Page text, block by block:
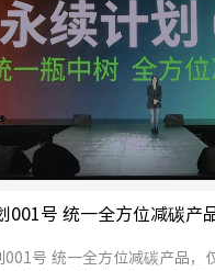
001号 统一全方位减碳产
001号 统一全方位减碳产品，